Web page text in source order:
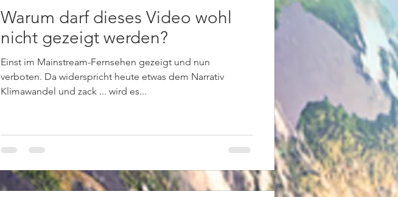
Warum darf dieses Video wohl
nicht gezeigt werden?
Einst im Mainstream-Fernsehen gezeigt und nun
verboten. Da widerspricht heute etwas dem Narrativ
Klimawandel und zack ... wird es...